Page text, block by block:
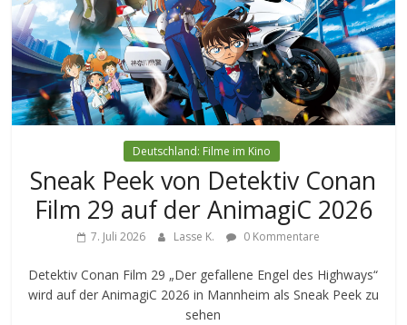
Deutschland: Filme im Kino
Sneak Peek von Detektiv Conan
Film 29 auf der AnimagiC 2026
7. Juli 2026 Lasse K. 0 Kommentare
Detektiv Conan Film 29 „Der gefallene Engel des Highways“
wird auf der AnimagiC 2026 in Mannheim als Sneak Peek zu
sehen